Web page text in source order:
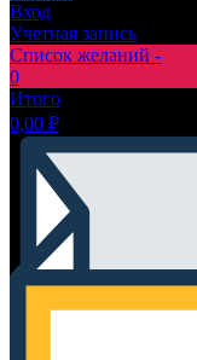
Вход
Учетная запись
Список желаний -
0
Итого
0,00 ₽